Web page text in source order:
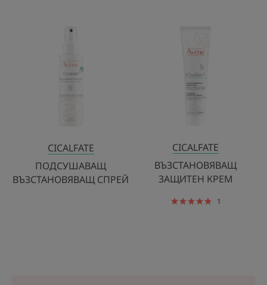
CICALFATE
ПОДСУШАВАЩ
ВЪЗСТАНОВЯВАЩ СПРЕЙ
КРЕМ
CICALFATE
ВЪЗСТАНОВЯВАЩ
ЗАЩИТЕН КРЕМ
1